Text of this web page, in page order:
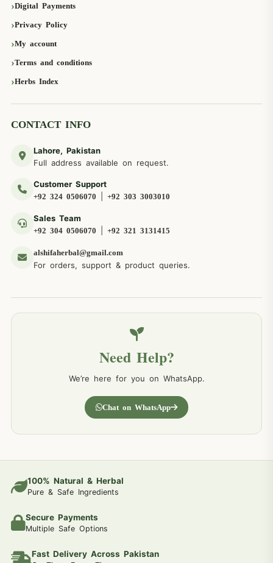
Digital Payments
Privacy Policy
My account
Terms and conditions
Herbs Index
CONTACT INFO
Lahore, Pakistan
Full address available on request.
Customer Support
+92 324 0506070 +92 303 3003010
Sales Team
+92 304 0506070 +92 321 3131415
alshifaherbal@gmail.com
For orders, support & product queries.
Need Help?
We’re here for you on WhatsApp.
Chat on WhatsApp
100% Natural & Herbal
Pure & Safe Ingredients
Secure Payments
Multiple Safe Options
Fast Delivery Across Pakistan